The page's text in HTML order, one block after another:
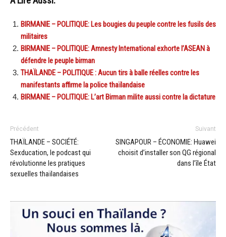
BIRMANIE – POLITIQUE: Les bougies du peuple contre les fusils des
militaires
BIRMANIE – POLITIQUE: Amnesty International exhorte l’ASEAN à
défendre le peuple birman
THAÏLANDE – POLITIQUE : Aucun tirs à balle réelles contre les
manifestants affirme la police thaïlandaise
BIRMANIE – POLITIQUE: L’art Birman milite aussi contre la dictature
Précédent
THAÏLANDE – SOCIÉTÉ:
Sexducation, le podcast qui
révolutionne les pratiques
sexuelles thaïlandaises
Suivant
SINGAPOUR – ÉCONOMIE: Huawei
choisit d’installer son QG régional
dans l’île État